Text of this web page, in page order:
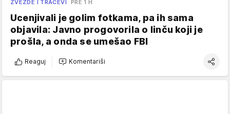
ZVEZDE I TRAČEVI PRE 1 H
Ucenjivali je golim fotkama, pa ih sama
objavila: Javno progovorila o linču koji je
prošla, a onda se umešao FBI
Reaguj Komentariši